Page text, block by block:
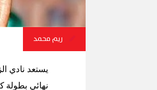
ريم محمد
يستعد نادي
نهائي